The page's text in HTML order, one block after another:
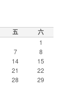
五 六
1
7
8
14
15
21
22
28
29